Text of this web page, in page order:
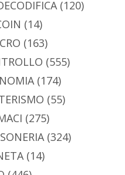
(120)
(14)
(163)
(555)
(174)
(55)
(275)
(324)
(14)